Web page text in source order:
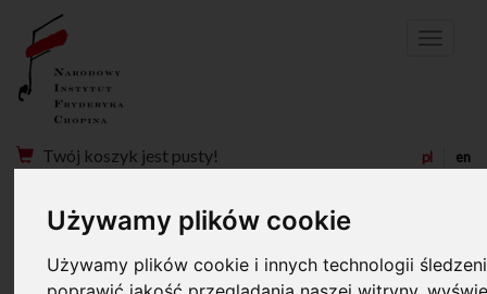
Używamy plików cookie
Używamy plików cookie i innych technologii
Menu
pl en
Twój koszyk jest pusty!
22. MIĘDZYNARODOWY
FESTIWAL MUZYCZNY